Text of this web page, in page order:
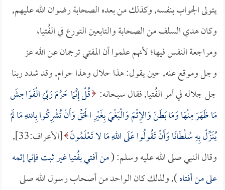
يتولى الجواب بنفسه, وكذلك من بعده الصحابة رضوان الله عليهم,
وكان هدي السلف من الصحابة والتابعين التورع في الفُتيا،
ومراجعة النفس فيها؛ لأنهم علموا أن المفتي ترجمان عن الله عز
وجل وموقع عنه, حين يقول: هذا حلال وهذا حرام, وقد شدد ربنا
جل جلاله في أمر الفُتيا, فقال سبحانه: قُلْ إِنَّمَا حَرَّمَ رَبِّيَ الْفَوَاحِشَ
مَا ظَهَرَ مِنْهَا وَمَا بَطَنَ وَالإِثْمَ وَالْبَغْيَ بِغَيْرِ الْحَقِّ وَأَنْ تُشْرِكُوا بِاللهِ مَا لَمْ
يُنَزِّلْ بِهِ سُلْطَانًا وَأَنْ تَقُولُوا عَلَى اللهِ مَا لا تَعْلَمُونَ
[الأعراف:33],
وقال النبي صلى الله عليه وسلم: (من أفتي بفُتيا غير ثبت فإنما إثمه
على من أفتاه), ولذلك كان الواحد من أصحاب رسول الله صلى